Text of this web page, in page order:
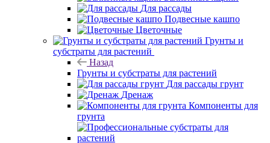
Для рассады
Подвесные кашпо
Цветочные
Грунты и
субстраты для растений
Назад
Грунты и субстраты для растений
Для рассады грунт
Дренаж
Компоненты для
грунта